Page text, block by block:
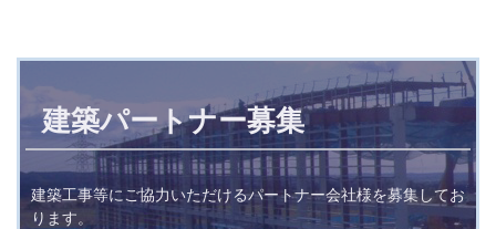
建築パートナー募集
建築工事等にご協力いただけるパートナー会社様を募集してお
ります。